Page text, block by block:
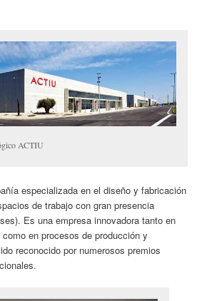
ACTIU
especializada en el diseño y fabricación
de trabajo con gran presencia
Es una empresa innovadora tanto en
en procesos de producción y
reconocido por numerosos premios